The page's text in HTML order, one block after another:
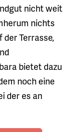
nicht weit
nichts
der Terrasse,
bietet dazu
noch eine
der es an